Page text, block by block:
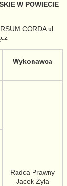
W POWIECIE
CORDA ul.
Wykonawca
Radca Prawny
Jacek Żyła